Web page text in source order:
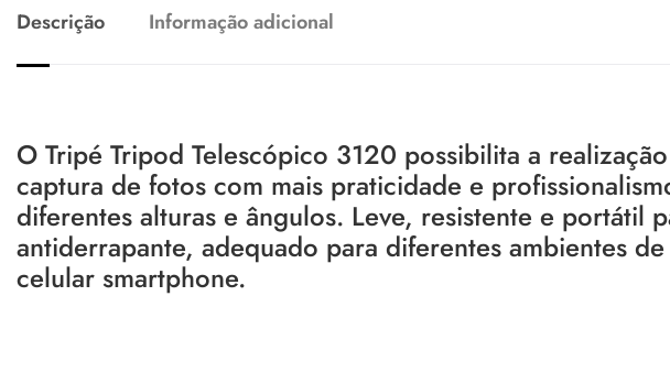
Descrição Informação adicional
O Tripé Tripod Telescópico 3120 possibilita a
captura de fotos com mais praticidade e
diferentes alturas e ângulos. Leve, resistente e portátil
antiderrapante, adequado para diferentes ambientes
celular smartphone.